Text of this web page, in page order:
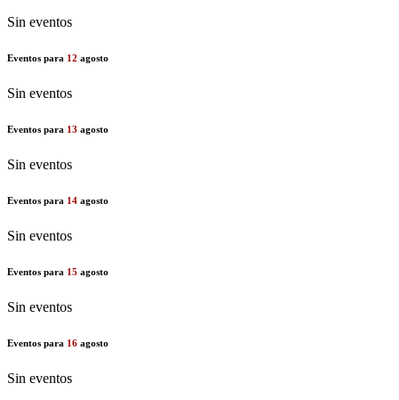
Sin eventos
Eventos para 12 agosto
Sin eventos
Eventos para 13 agosto
Sin eventos
Eventos para 14 agosto
Sin eventos
Eventos para 15 agosto
Sin eventos
Eventos para 16 agosto
Sin eventos